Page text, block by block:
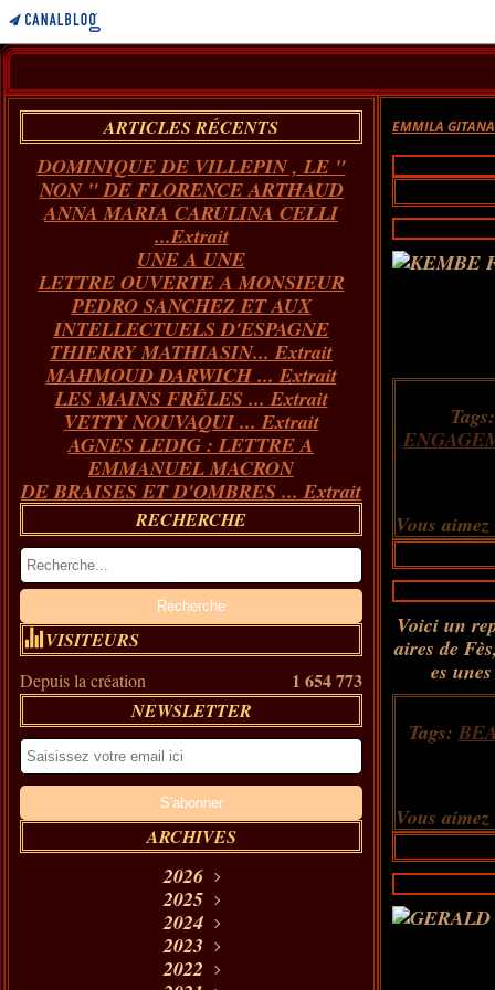
ARTICLES RÉCENTS
DOMINIQUE DE VILLEPIN , LE "
NON " DE FLORENCE ARTHAUD
ANNA MARIA CARULINA CELLI
...Extrait
UNE A UNE
LETTRE OUVERTE A MONSIEUR
PEDRO SANCHEZ ET AUX
INTELLECTUELS D'ESPAGNE
THIERRY MATHIASIN... Extrait
MAHMOUD DARWICH ... Extrait
LES MAINS FRÊLES ... Extrait
VETTY NOUVAQUI ... Extrait
AGNES LEDIG : LETTRE A
EMMANUEL MACRON
DE BRAISES ET D'OMBRES ... Extrait
RECHERCHE
VISITEURS
Depuis la création 1 654 773
NEWSLETTER
ARCHIVES
2026
Août (9)
Juillet (18)
Juin(35)
Mai(24)
2025
Décembre
Novembre
Octobre(17)
2024
Décembre
Novembre
2023
Décembre
2022
EMMILA GITANA
Tags:
Vous aimez
Voici un
aires de
es
Tags:
Vous aimez